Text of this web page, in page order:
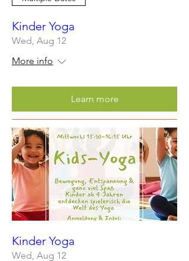
Kinder Yoga
Wed, Aug 12
More info
Learn more
Kinder Yoga
Wed, Aug 12